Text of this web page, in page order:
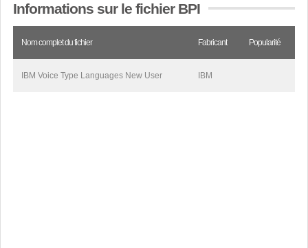
Informations sur le fichier BPI
Nom complet du fichier Fabricant Popularité
IBM Voice Type Languages New User IBM